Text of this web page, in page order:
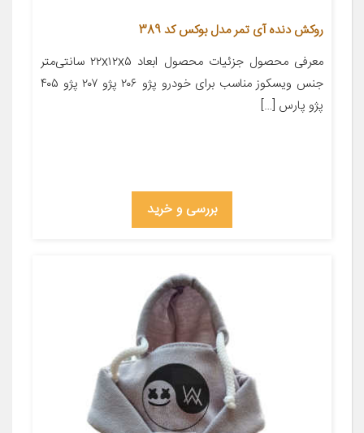
روکش دنده آی تمر مدل بوکس کد 389
معرفی محصول جزئیات محصول ابعاد ۲۲x۱۲x۵ سانتی‌متر
جنس ویسکوز مناسب برای خودرو پژو ۲۰۶ پژو ۲۰۷ پژو ۴۰۵
پژو پارس […]
بررسی و خرید